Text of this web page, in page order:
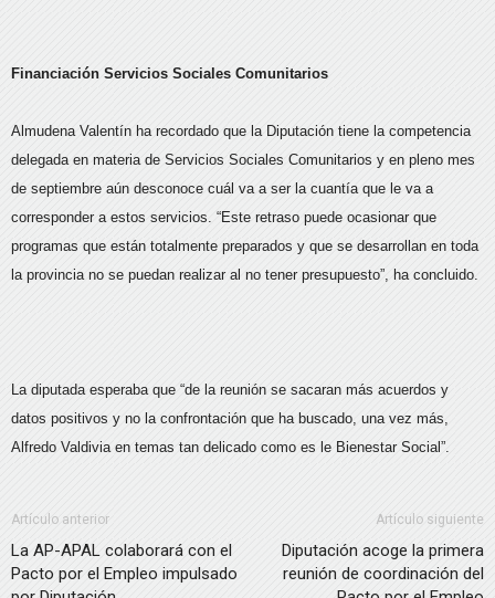
Financiación Servicios Sociales Comunitarios
Almudena Valentín ha recordado que la Diputación tiene la competencia
delegada en materia de Servicios Sociales Comunitarios y en pleno mes
de septiembre aún desconoce cuál va a ser la cuantía que le va a
corresponder a estos servicios. “Este retraso puede ocasionar que
programas que están totalmente preparados y que se desarrollan en toda
la provincia no se puedan realizar al no tener presupuesto”, ha concluido.
La diputada esperaba que “de la reunión se sacaran más acuerdos y
datos positivos y no la confrontación que ha buscado, una vez más,
Alfredo Valdivia en temas tan delicado como es le Bienestar Social”.
Artículo anterior
La AP-APAL colaborará con el
Pacto por el Empleo impulsado
Artículo siguiente
Diputación acoge la primera
reunión de coordinación del